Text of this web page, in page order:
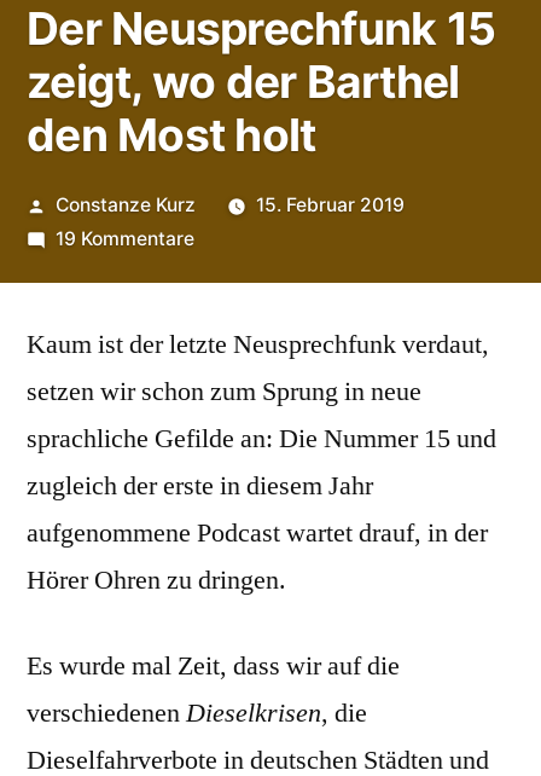
Der Neusprechfunk 15
zeigt, wo der Barthel
den Most holt
Veröffentlicht
von
Constanze Kurz
15. Februar 2019
19 Kommentarezu
15
wo
der
Barthel
Most
holt
Kaum ist der letzte Neusprechfunk verdaut,
setzen wir schon zum Sprung in neue
sprachliche Gefilde an: Die Nummer 15 und
zugleich der erste in diesem Jahr
aufgenommene Podcast wartet drauf, in der
Hörer Ohren zu dringen.
Es wurde mal Zeit, dass wir auf die
verschiedenenDieselkrisen, die
Dieselfahrverbote in deutschen Städten und